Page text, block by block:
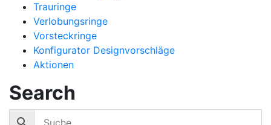
Trauringe
Verlobungsringe
Vorsteckringe
Konfigurator Designvorschläge
Aktionen
Search